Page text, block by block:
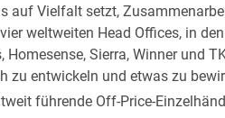
auf Vielfalt setzt,
weltweiten Head Offices, in
Sierra, Winner und
zu entwickeln und etwas zu
führende Off-Price-